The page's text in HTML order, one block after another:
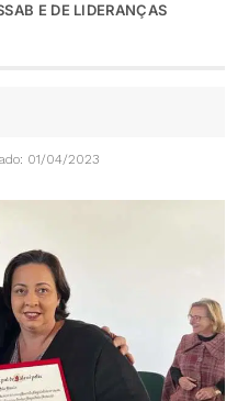
E DE LIDERANÇAS
01/04/2023